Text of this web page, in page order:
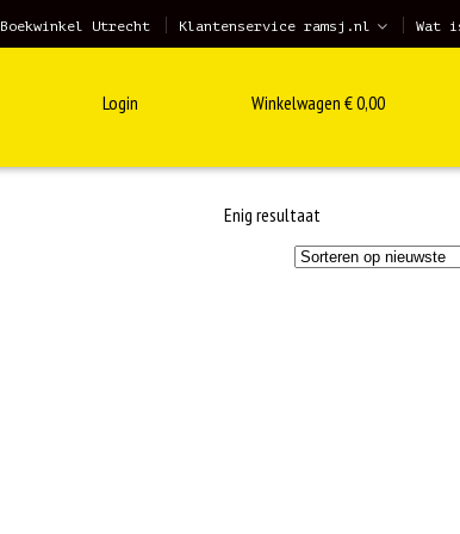
Boekwinkel Utrecht Klantenservice ramsj.nl Wat
Login Winkelwagen €0,00
Enig resultaat